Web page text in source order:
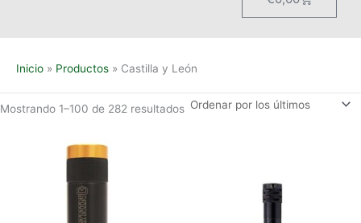
Inicio Productos Castilla y León
Mostrando 1–100 de 282 resultados